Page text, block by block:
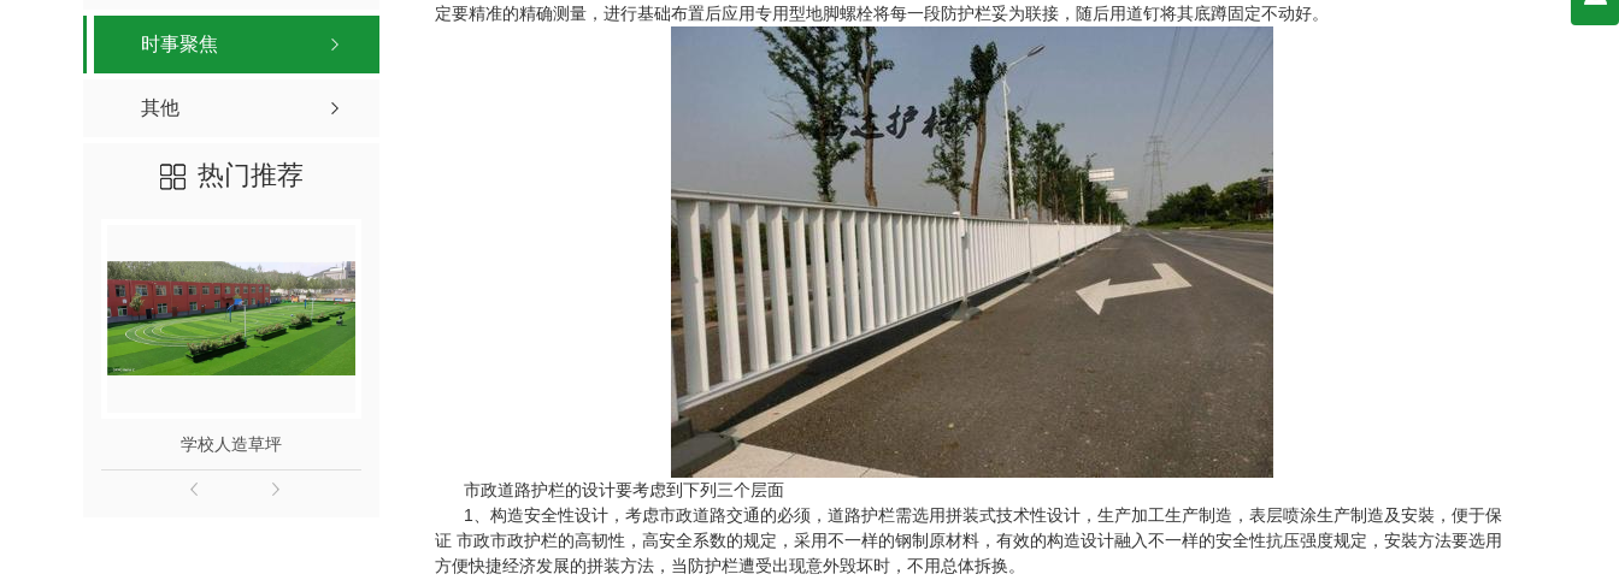
时事聚焦
其他
热门推荐
学校人造草坪 康迈斯幼儿园人造草坪 幼儿园彩虹草
定要精准的精确测量，进行基础布置后应用专用型地脚螺栓将每一段防护栏妥为联接，随后用道钉将其底蹲固定不动好。
市政道路护栏的设计要考虑到下列三个层面
1、构造安全性设计，考虑市政道路交通的必须，道路护栏需选用拼装式技术性设计，生产加工生产制造，表层喷涂生产制造及安裝，便于保
证 市政市政护栏的高韧性，高安全系数的规定，采用不一样的钢制原材料，有效的构造设计融入不一样的安全性抗压强度规定，安裝方法要选用
方便快捷经济发展的拼装方法，当防护栏遭受出现意外毁坏时，不用总体拆换。